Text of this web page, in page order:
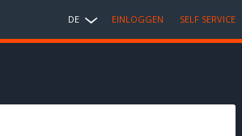
DE EINLOGGEN SELF SERVICE